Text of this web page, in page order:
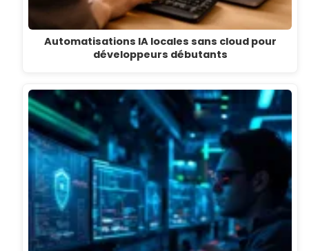
Automatisations IA locales sans cloud pour
développeurs débutants